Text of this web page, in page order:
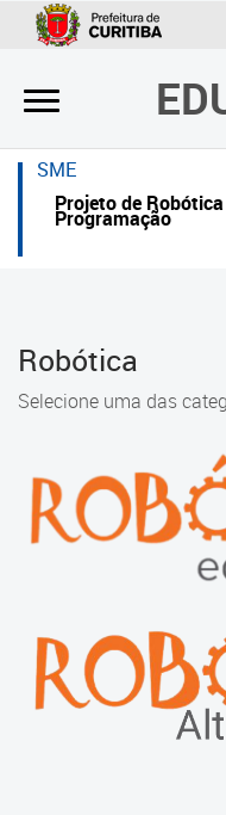
Inicial
Secretaria
Profissionais da
Crianças e estudantes
Contato
Portal da Prefeitura de
Cadastramento Escolar
Portal ICS Instituto
Saúde
SME
Projeto de
Programação
Robótica
Selecione uma das